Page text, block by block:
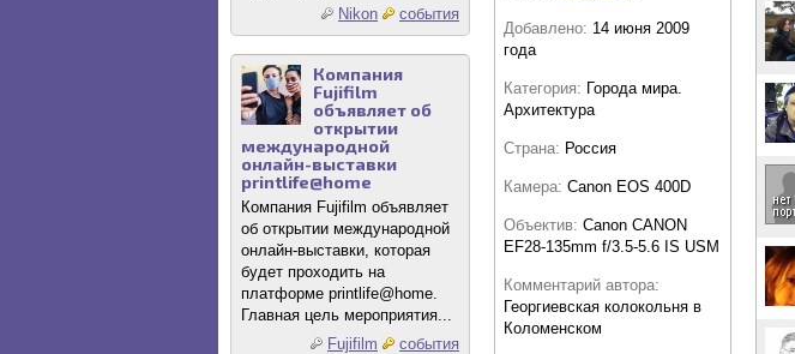
Nikon
события
Компания
Fujifilm
объявляет об
открытии
международной
онлайн-выставки
printlife@home
Компания Fujifilm объявляет
об открытии международной
онлайн-выставки, которая
будет проходить на
платформе printlife@home.
Главная цель мероприятия...
Fujifilm
события
Добавлено: 14 июня 2009
года
Категория: Города мира.
Архитектура
Страна: Россия
Камера: Canon EOS 400D
Объектив: Canon CANON
EF28-135mm f/3.5-5.6 IS USM
Комментарий автора:
Георгиевская колокольня в
Коломенском